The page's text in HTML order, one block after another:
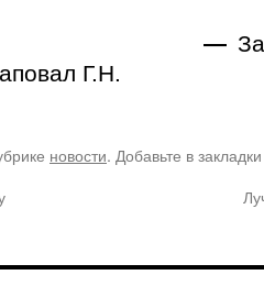
Г.Н.
новости. Добавьте в